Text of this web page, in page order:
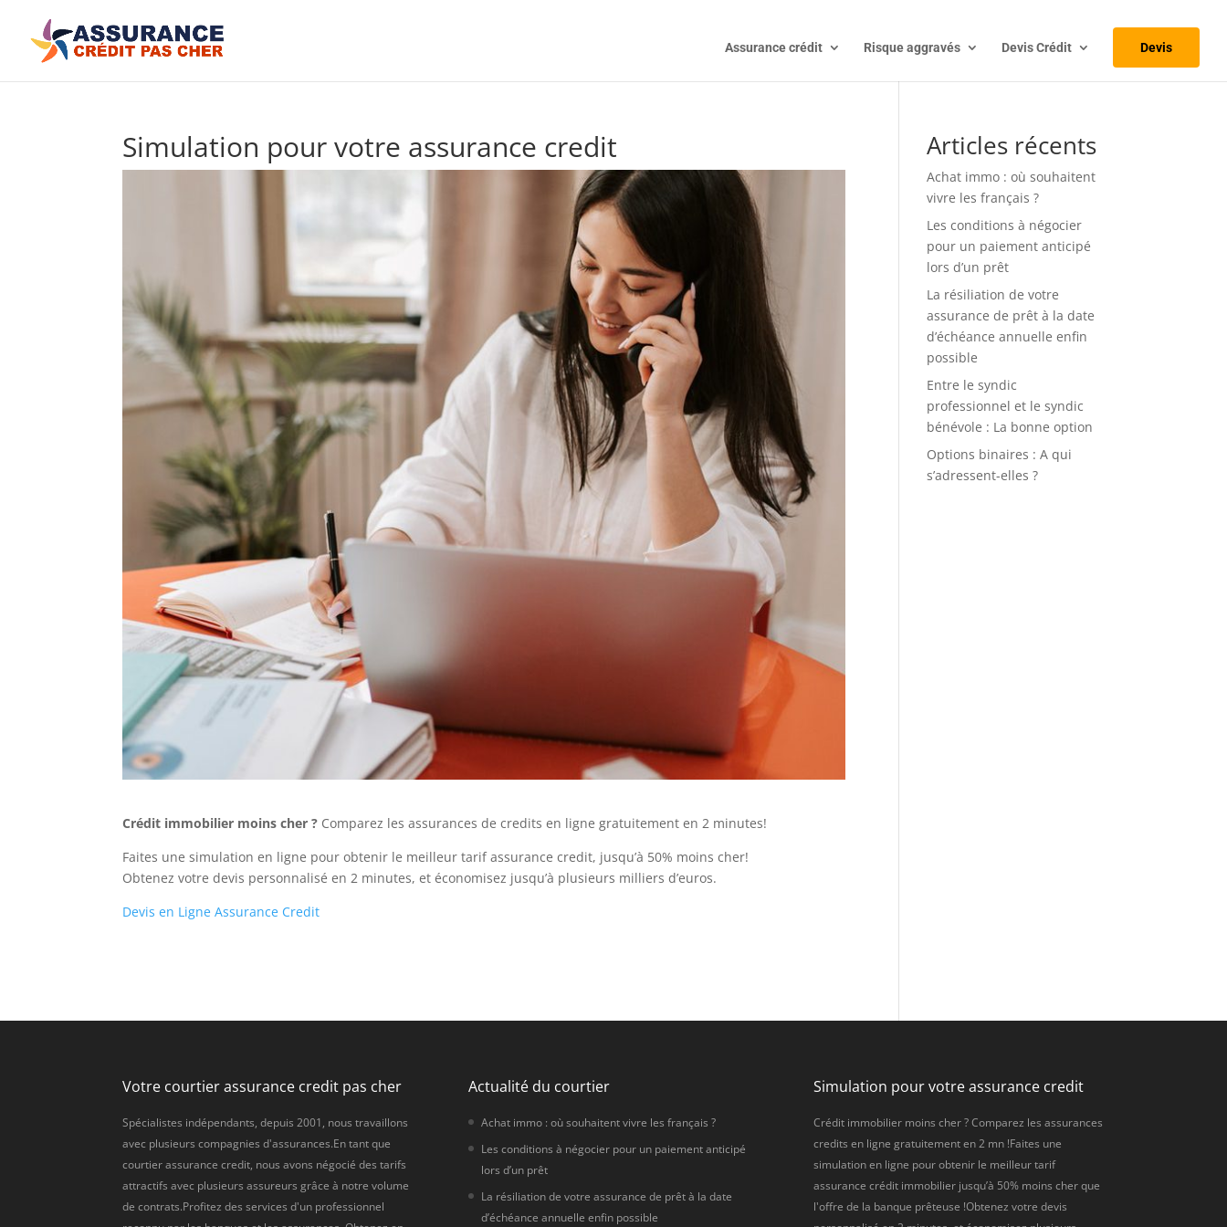
Assurance crédit Risque aggravés Devis Crédit Devis
Simulation pour votre assurance credit
Crédit immobilier moins cher ? Comparez les assurances de credits en ligne gratuitement en 2 minutes!
Faites une simulation en ligne pour obtenir le meilleur tarif assurance credit, jusqu’à 50% moins cher!
Obtenez votre devis personnalisé en 2 minutes, et économisez jusqu’à plusieurs milliers d’euros.
Devis en Ligne Assurance Credit
Articles récents
Achat immo : où souhaitent
vivre les français ?
Les conditions à négocier
pour un paiement anticipé
lors d’un prêt
La résiliation de votre
assurance de prêt à la date
d’échéance annuelle enfin
possible
Entre le syndic
professionnel et le syndic
bénévole : La bonne option
Options binaires : A qui
s’adressent-elles ?
Votre courtier assurance credit pas cher
Spécialistes indépendants, depuis 2001, nous travaillons
avec plusieurs compagnies d'assurances.En tant que
courtier assurance credit, nous avons négocié des tarifs
attractifs avec plusieurs assureurs grâce à notre volume
de contrats.Profitez des services d'un professionnel
Actualité du courtier
Achat immo : où souhaitent vivre les français ?
Les conditions à négocier pour un paiement anticipé
lors d’un prêt
La résiliation de votre assurance de prêt à la date
d’échéance annuelle enfin possible
Simulation pour votre assurance credit
Crédit immobilier moins cher ? Comparez les assurances
credits en ligne gratuitement en 2 mn !Faites une
simulation en ligne pour obtenir le meilleur tarif
assurance crédit immobilier jusqu’à 50% moins cher que
l'offre de la banque prêteuse !Obtenez votre devis